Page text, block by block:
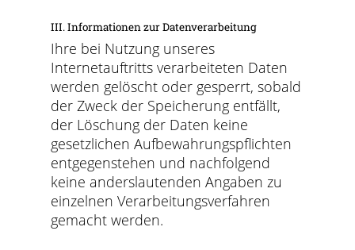
III. Informationen zur Datenverarbeitung
Ihre bei Nutzung unseres
Internetauftritts verarbeiteten Daten
werden gelöscht oder gesperrt, sobald
der Zweck der Speicherung entfällt,
der Löschung der Daten keine
gesetzlichen Aufbewahrungspflichten
entgegenstehen und nachfolgend
keine anderslautenden Angaben zu
einzelnen Verarbeitungsverfahren
gemacht werden.